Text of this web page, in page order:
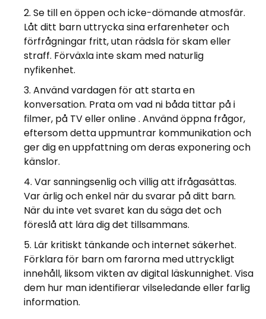
Se till en öppen och icke-dömande atmosfär.
Låt ditt barn uttrycka sina erfarenheter och
förfrågningar fritt, utan rädsla för skam eller
straff. Förväxla inte skam med naturlig
nyfikenhet.
Använd vardagen för att starta en
konversation. Prata om vad ni båda tittar på i
filmer, på TV eller online . Använd öppna frågor,
eftersom detta uppmuntrar kommunikation och
ger dig en uppfattning om deras exponering och
känslor.
Var sanningsenlig och villig att ifrågasättas.
Var ärlig och enkel när du svarar på ditt barn.
När du inte vet svaret kan du säga det och
föreslå att lära dig det tillsammans.
Lär kritiskt tänkande och internet säkerhet.
Förklara för barn om farorna med uttryckligt
innehåll, liksom vikten av digital läskunnighet. Visa
dem hur man identifierar vilseledande eller farlig
information.